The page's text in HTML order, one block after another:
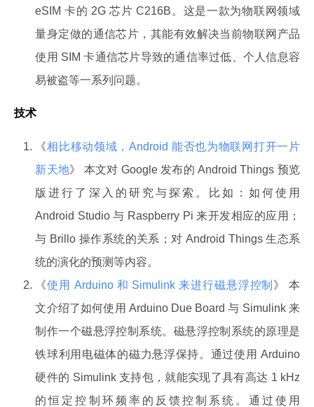
eSIM 卡的 2G 芯片 C216B。这是一款为物联网领域
量身定做的通信芯片，其能有效解决当前物联网产品
使用 SIM 卡通信芯片导致的通信率过低、个人信息容
易被盗等一系列问题。
技术
《相比移动领域，Android 能否也为物联网打开一片
新天地》 本文对 Google 发布的 Android Things 预览
版进行了深入的研究与探索。比如：如何使用
Android Studio 与 Raspberry Pi 来开发相应的应用；
与 Brillo 操作系统的关系；对 Android Things 生态系
统的演化的预测等内容。
《使用 Arduino 和 Simulink 来进行磁悬浮控制 》 本
文介绍了如何使用 Arduino Due Board 与 Simulink 来
制作一个磁悬浮控制系统。磁悬浮控制系统的原理是
铁球利用电磁体的磁力悬浮保持。通过使用 Arduino
硬件的 Simulink 支持包，就能实现了具有高达 1 kHz
的恒定控制环频率的反馈控制系统。通过使用